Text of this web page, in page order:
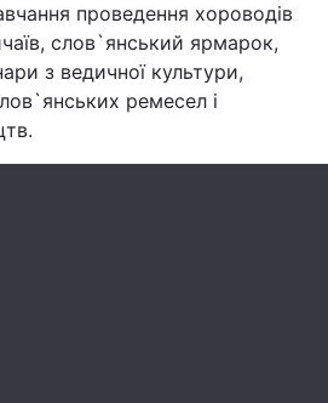
Інциденти
Туризм
проведення хороводів
слов`янський ярмарок,
з ведичної культури,
ремесел і